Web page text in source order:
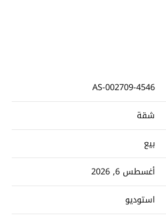
AS-002709-4546
شقة
بيع
أغسطس 6, 2026
استوديو